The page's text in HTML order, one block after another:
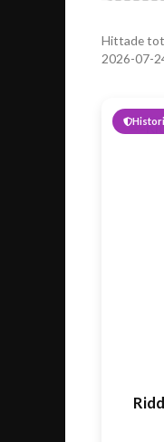
Hittade
2026-07-